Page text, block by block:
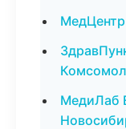
МедиЛаб